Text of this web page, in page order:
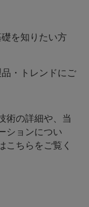
を知りたい方
・トレンドにご
術の詳細や、当
ションについ
こちらをご覧く